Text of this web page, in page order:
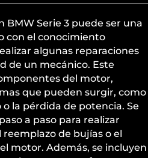
BMW Serie 3 puede ser una
con el conocimiento
algunas reparaciones
de un mecánico. Este
del motor,
que pueden surgir, como
la pérdida de potencia. Se
a paso para realizar
de bujías o el
motor. Además, se incluyen